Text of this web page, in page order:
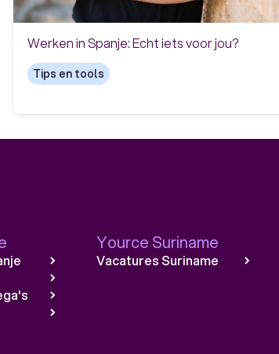
Werken in Spanje: Echt iets voor jou?
Tips en tools
Yource Suriname
Vacatures Suriname